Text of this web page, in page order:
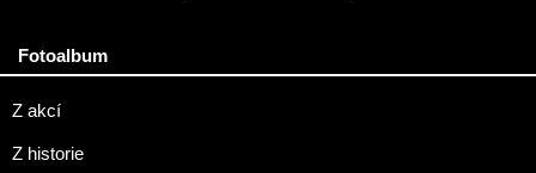
Fotoalbum
Z akcí
Z historie